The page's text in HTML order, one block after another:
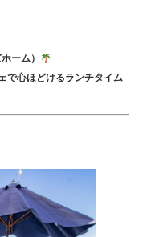
ーム）
で心ほどけるランチタイム